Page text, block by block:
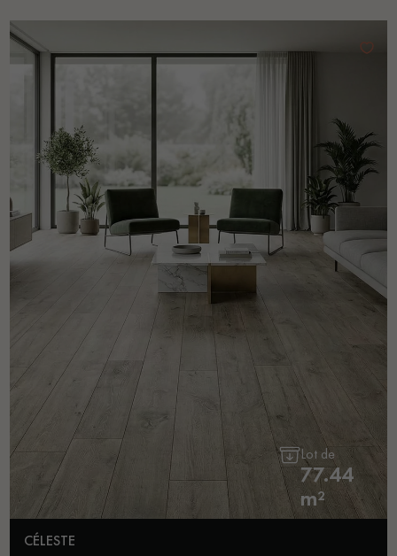
Lot de
77.44
m²
CÉLESTE